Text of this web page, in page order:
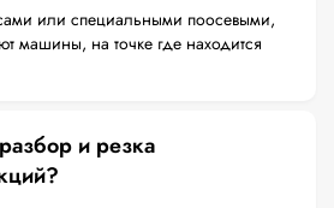
или специальными поосевыми,
машины, на точке где находится
и резка